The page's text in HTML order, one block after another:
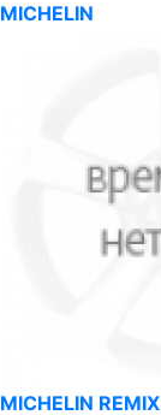
MICHELIN
MICHELIN REMIX